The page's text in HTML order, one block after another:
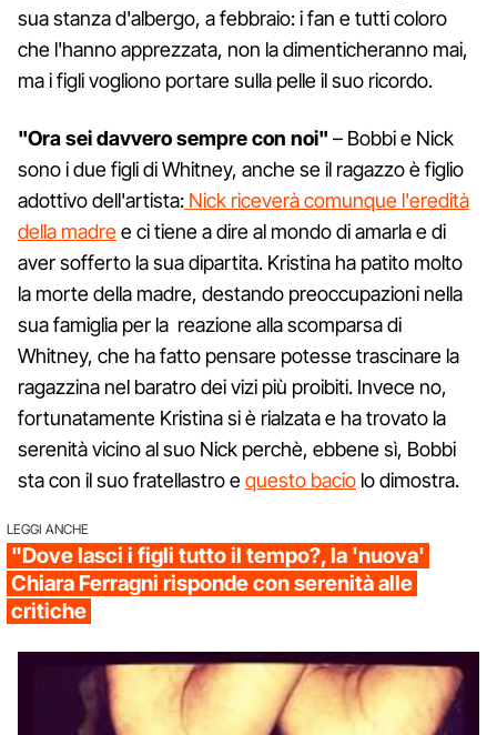
sua stanza d'albergo, a febbraio: i fan e tutti coloro
che l'hanno apprezzata, non la dimenticheranno mai,
ma i figli vogliono portare sulla pelle il suo ricordo.
"Ora sei davvero sempre con noi" – Bobbi e Nick
sono i due figli di Whitney, anche se il ragazzo è figlio
adottivo dell'artista: Nick riceverà comunque l'eredità
della madree ci tiene a dire al mondo di amarla e di
aver sofferto la sua dipartita. Kristina ha patito molto
la morte della madre, destando preoccupazioni nella
sua famiglia per la reazione alla scomparsa di
Whitney, che ha fatto pensare potesse trascinare la
ragazzina nel baratro dei vizi più proibiti. Invece no,
fortunatamente Kristina si è rialzata e ha trovato la
serenità vicino al suo Nick perchè, ebbene sì, Bobbi
sta con il suo fratellastro equesto bacio lo dimostra.
LEGGI ANCHE
"Dove lasci i figli tutto il tempo?, la 'nuova'
Chiara Ferragni risponde con serenità alle
critiche